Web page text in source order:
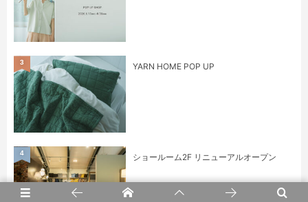
YARN HOME POP UP
3
ショールーム2F リニューアルオープン
4